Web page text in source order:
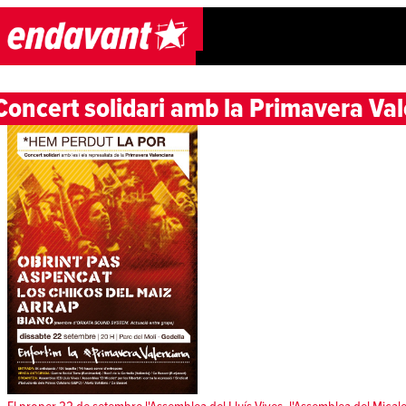
Skip to content
solidari amb la Primavera